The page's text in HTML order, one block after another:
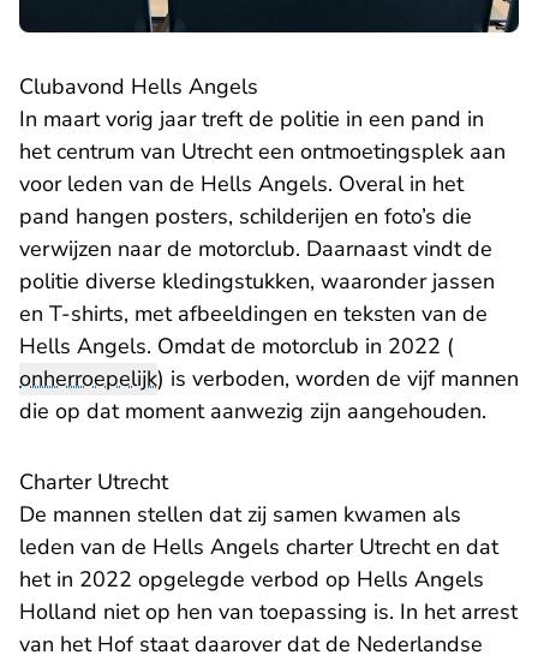
Clubavond Hells Angels
In maart vorig jaar treft de politie in een pand in
het centrum van Utrecht een ontmoetingsplek aan
voor leden van de Hells Angels. Overal in het
pand hangen posters, schilderijen en foto’s die
verwijzen naar de motorclub. Daarnaast vindt de
politie diverse kledingstukken, waaronder jassen
en T-shirts, met afbeeldingen en teksten van de
Hells Angels. Omdat de motorclub in 2022 (
onherroepelijk) is verboden- U verlaat Rechtspraak.nl
, worden de vijf mannen
die op dat moment aanwezig zijn aangehouden.
Charter Utrecht
De mannen stellen dat zij samen kwamen als
leden van de Hells Angels charter Utrecht en dat
het in 2022 opgelegde verbod op Hells Angels
Holland niet op hen van toepassing is. In het arrest-
van het Hof staat daarover dat de Nederlandse